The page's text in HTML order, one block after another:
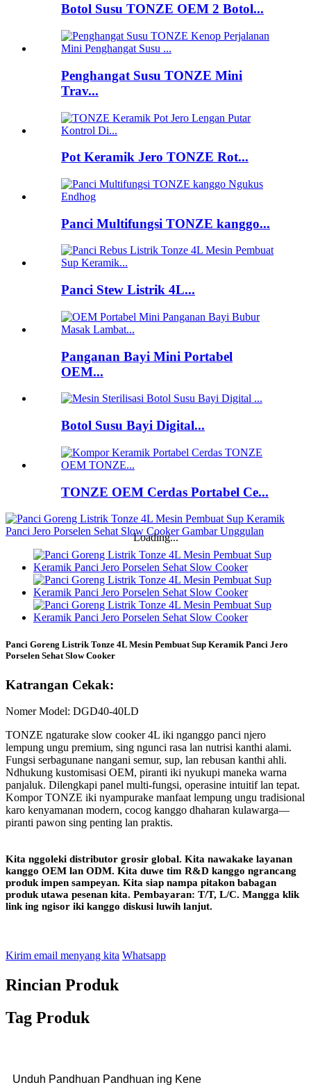
Botol Susu TONZE OEM 2 Botol...
Penghangat Susu TONZE Mini
Trav...
Pot Keramik Jero TONZE Rot...
Panci Multifungsi TONZE kanggo...
Panci Stew Listrik 4L...
Panganan Bayi Mini Portabel
OEM...
Botol Susu Bayi Digital...
TONZE OEM Cerdas Portabel Ce...
Loading...
Panci Goreng Listrik Tonze 4L Mesin Pembuat Sup Keramik Panci Jero
Porselen Sehat Slow Cooker
Katrangan Cekak:
Nomer Model: DGD40-40LD
TONZE ngaturake slow cooker 4L iki nganggo panci njero
lempung ungu premium, sing ngunci rasa lan nutrisi kanthi alami.
Fungsi serbagunane nangani semur, sup, lan rebusan kanthi ahli.
Ndhukung kustomisasi OEM, piranti iki nyukupi maneka warna
panjaluk. Dilengkapi panel multi-fungsi, operasine intuitif lan tepat.
Kompor TONZE iki nyampurake manfaat lempung ungu tradisional
karo kenyamanan modern, cocog kanggo dhaharan kulawarga—
piranti pawon sing penting lan praktis.
Kita nggoleki distributor grosir global. Kita nawakake layanan
kanggo OEM lan ODM. Kita duwe tim R&D kanggo ngrancang
produk impen sampeyan. Kita siap nampa pitakon babagan
produk utawa pesenan kita. Pembayaran: T/T, L/C. Mangga klik
link ing ngisor iki kanggo diskusi luwih lanjut.
Kirim email menyang kita Whatsapp
Rincian Produk
Tag Produk
Unduh Pandhuan Pandhuan ing Kene